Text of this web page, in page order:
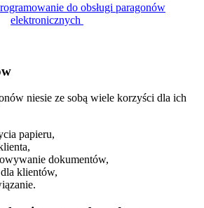
do obsługi paragonów
elektronicznych
niesie ze sobą wiele korzyści dla ich
papieru,
dokumentów,
klientów,